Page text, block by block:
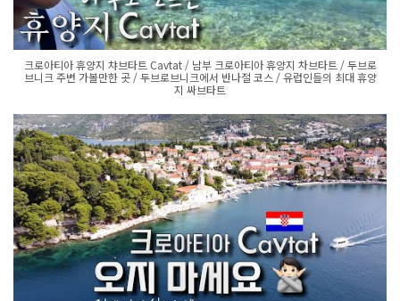
크로아티아 휴양지 챠브타트 Cavtat / 남부 크로아티아 휴양지 차브타트 / 두브로
브니크 주변 가볼만한 곳 / 두브로브니크에서 반나절 코스 / 유럽인들의 최대 휴양
지 싸브타트